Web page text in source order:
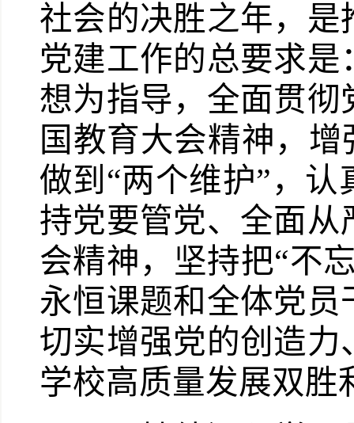
社会的决胜之年，
党建工作的总要求
想为指导，全面贯
国教育大会精神，
做到“两个维护”，
持党要管党、全面
会精神，坚持把“不
永恒课题和全体党
切实增强党的创造
学校高质量发展双胜